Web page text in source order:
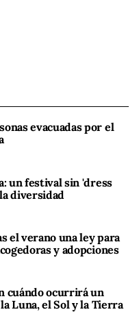
evacuadas por el
un festival sin 'dress
diversidad
el verano una ley para
y adopciones
cuándo ocurrirá un
Luna, el Sol y la Tierra